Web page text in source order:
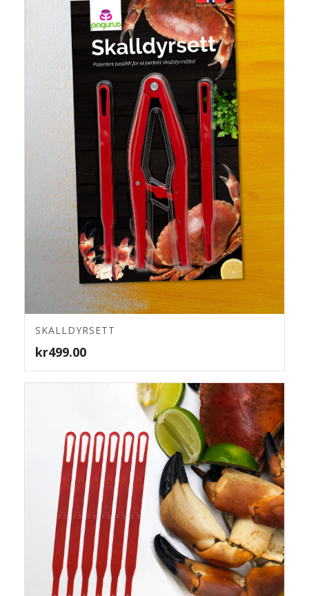
4.65
SKALLDYRSETT
kr499.00